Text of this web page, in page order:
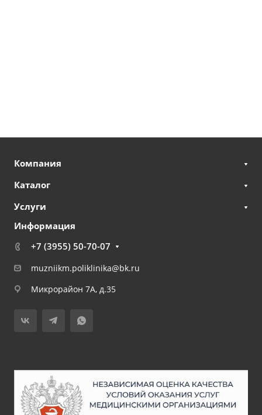
Компания
Каталог
Услуги
Информация
+7 (3955) 50-70-07
muzniikm.poliklinika@bk.ru
Микрорайон 7А, д.35